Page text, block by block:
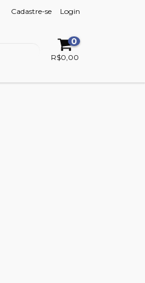
Cadastre-se Login
0
R$0,00